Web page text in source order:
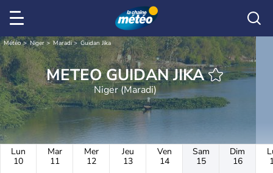
Météo Niger Maradi Guidan Jika
METEO GUIDAN JIKA
Niger (Maradi)
Lun
10
Mar
11
Mer
12
Jeu
13
Ven
14
Sam
15
Dim
16